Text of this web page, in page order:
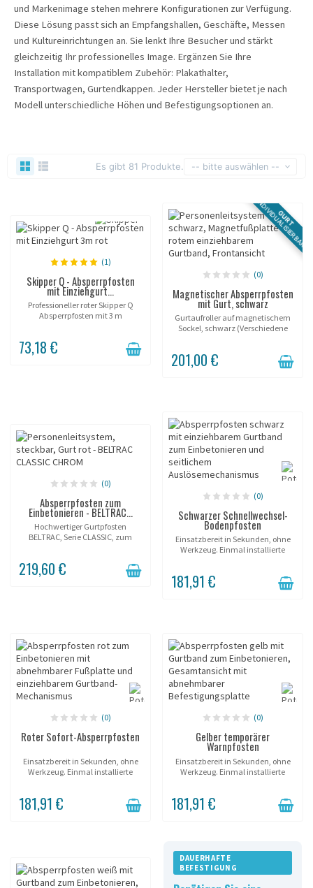
und Markenimage stehen mehrere Konfigurationen zur Verfügung.
Diese Lösung passt sich an Empfangshallen, Geschäfte, Messen
und Kultureinrichtungen an. Sie lenkt Ihre Besucher und stärkt
gleichzeitig Ihr professionelles Image. Ergänzen Sie Ihre
Installation mit kompatiblem Zubehör: Plakathalter,
Transportwagen, Gurtendkappen. Jeder Hersteller bietet je nach
Modell unterschiedliche Höhen und Befestigungsoptionen an.
Es gibt 81 Produkte. -- bitte auswählen --
(1)
Skipper Q - Absperrpfosten
mit Einziehgurt...
Professioneller roter Skipper Q
Absperrpfosten mit 3 m
Gurtbreite 50 mm,
Selbstbremssystem. Geeignet für
73,18 €
GURT
INDIVIDUALISIERBAR
(0)
Magnetischer Absperrpfosten
mit Gurt, schwarz
Gurtaufroller auf magnetischem
Sockel, schwarz (Verschiedene
201,00 €
(0)
Absperrpfosten zum
Einbetonieren - BELTRAC...
Hochwertiger Gurtpfosten
BELTRAC, Serie CLASSIC, zum
219,60 €
(0)
Schwarzer Schnellwechsel-
Bodenpfosten
Einsatzbereit in Sekunden, ohne
Werkzeug. Einmal installierte
Sanfter Gurtrücklauf, ohne Ruck....
181,91 €
(0)
Roter Sofort-Absperrpfosten
Einsatzbereit in Sekunden, ohne
Werkzeug. Einmal installierte
Sanfter Gurtrücklauf, ohne Ruck....
181,91 €
(0)
Gelber temporärer
Warnpfosten
Einsatzbereit in Sekunden, ohne
Werkzeug. Einmal installierte
Sanfter Gurtrücklauf, ohne Ruck....
181,91 €
DAUERHAFTE
BEFESTIGUNG